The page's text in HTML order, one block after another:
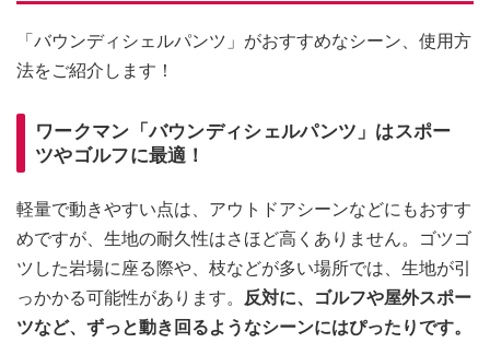
「バウンディシェルパンツ」がおすすめなシーン、使用方
法をご紹介します！
ワークマン「バウンディシェルパンツ」はスポー
ツやゴルフに最適！
軽量で動きやすい点は、アウトドアシーンなどにもおすす
めですが、生地の耐久性はさほど高くありません。ゴツゴ
ツした岩場に座る際や、枝などが多い場所では、生地が引
っかかる可能性があります。
反対に、ゴルフや屋外スポー
ツなど、ずっと動き回るようなシーンにはぴったりです。